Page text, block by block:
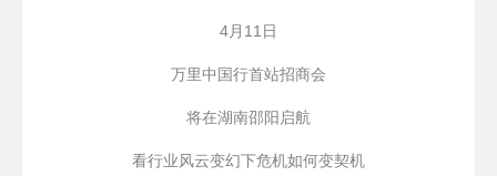
4月11日
万里中国行首站招商会
将在湖南邵阳启航
看行业风云变幻下危机如何变契机